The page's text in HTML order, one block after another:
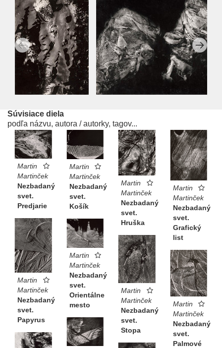
Súvisiace diela
podľa názvu, autora / autorky, tagov...
Martin
Martinček
Nezbadaný
svet.
Predjarie
Martin
Martinček
Nezbadaný
svet.
Košík
Martin
Martinček
Nezbadaný
svet.
Hruška
Martin
Martinček
Nezbadaný
svet.
Grafický
list
Martin
Martinček
Nezbadaný
svet.
Papyrus
Martin
Martinček
Nezbadaný
svet.
Orientálne
mesto
Martin
Martinček
Nezbadaný
svet.
Stopa
Martin
Martinček
Nezbadaný
svet.
Palmové